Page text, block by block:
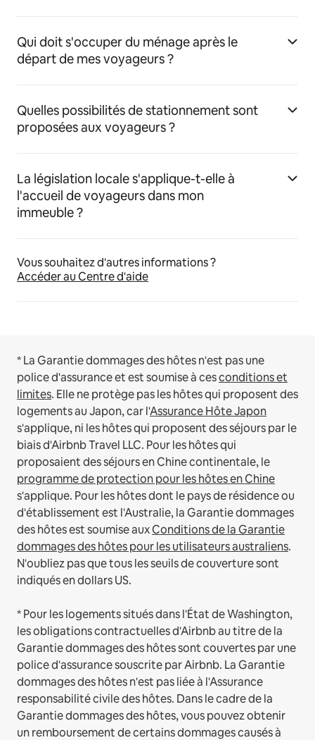
Qui doit s'occuper du ménage après le
départ de mes voyageurs ?
Quelles possibilités de stationnement sont
proposées aux voyageurs ?
La législation locale s'applique-t-elle à
l'accueil de voyageurs dans mon
immeuble ?
Vous souhaitez d'autres informations ?
Accéder au Centre d'aide
* La Garantie dommages des hôtes n'est pas une
police d'assurance et est soumise à cesconditions et
limites. Elle ne protège pas les hôtes qui proposent des
logements au Japon, car l'Assurance Hôte Japon
s'applique, ni les hôtes qui proposent des séjours par le
biais d'Airbnb Travel LLC. Pour les hôtes qui
proposaient des séjours en Chine continentale, le
programme de protection pour les hôtes en Chine
s'applique. Pour les hôtes dont le pays de résidence ou
d'établissement est l'Australie, la Garantie dommages
des hôtes est soumise auxConditions de la Garantie
dommages des hôtes pour les utilisateurs australiens.
N'oubliez pas que tous les seuils de couverture sont
indiqués en dollars US.
* Pour les logements situés dans l'État de Washington,
les obligations contractuelles d'Airbnb au titre de la
Garantie dommages des hôtes sont couvertes par une
police d'assurance souscrite par Airbnb. La Garantie
dommages des hôtes n'est pas liée à l'Assurance
responsabilité civile des hôtes. Dans le cadre de la
Garantie dommages des hôtes, vous pouvez obtenir
un remboursement de certains dommages causés à